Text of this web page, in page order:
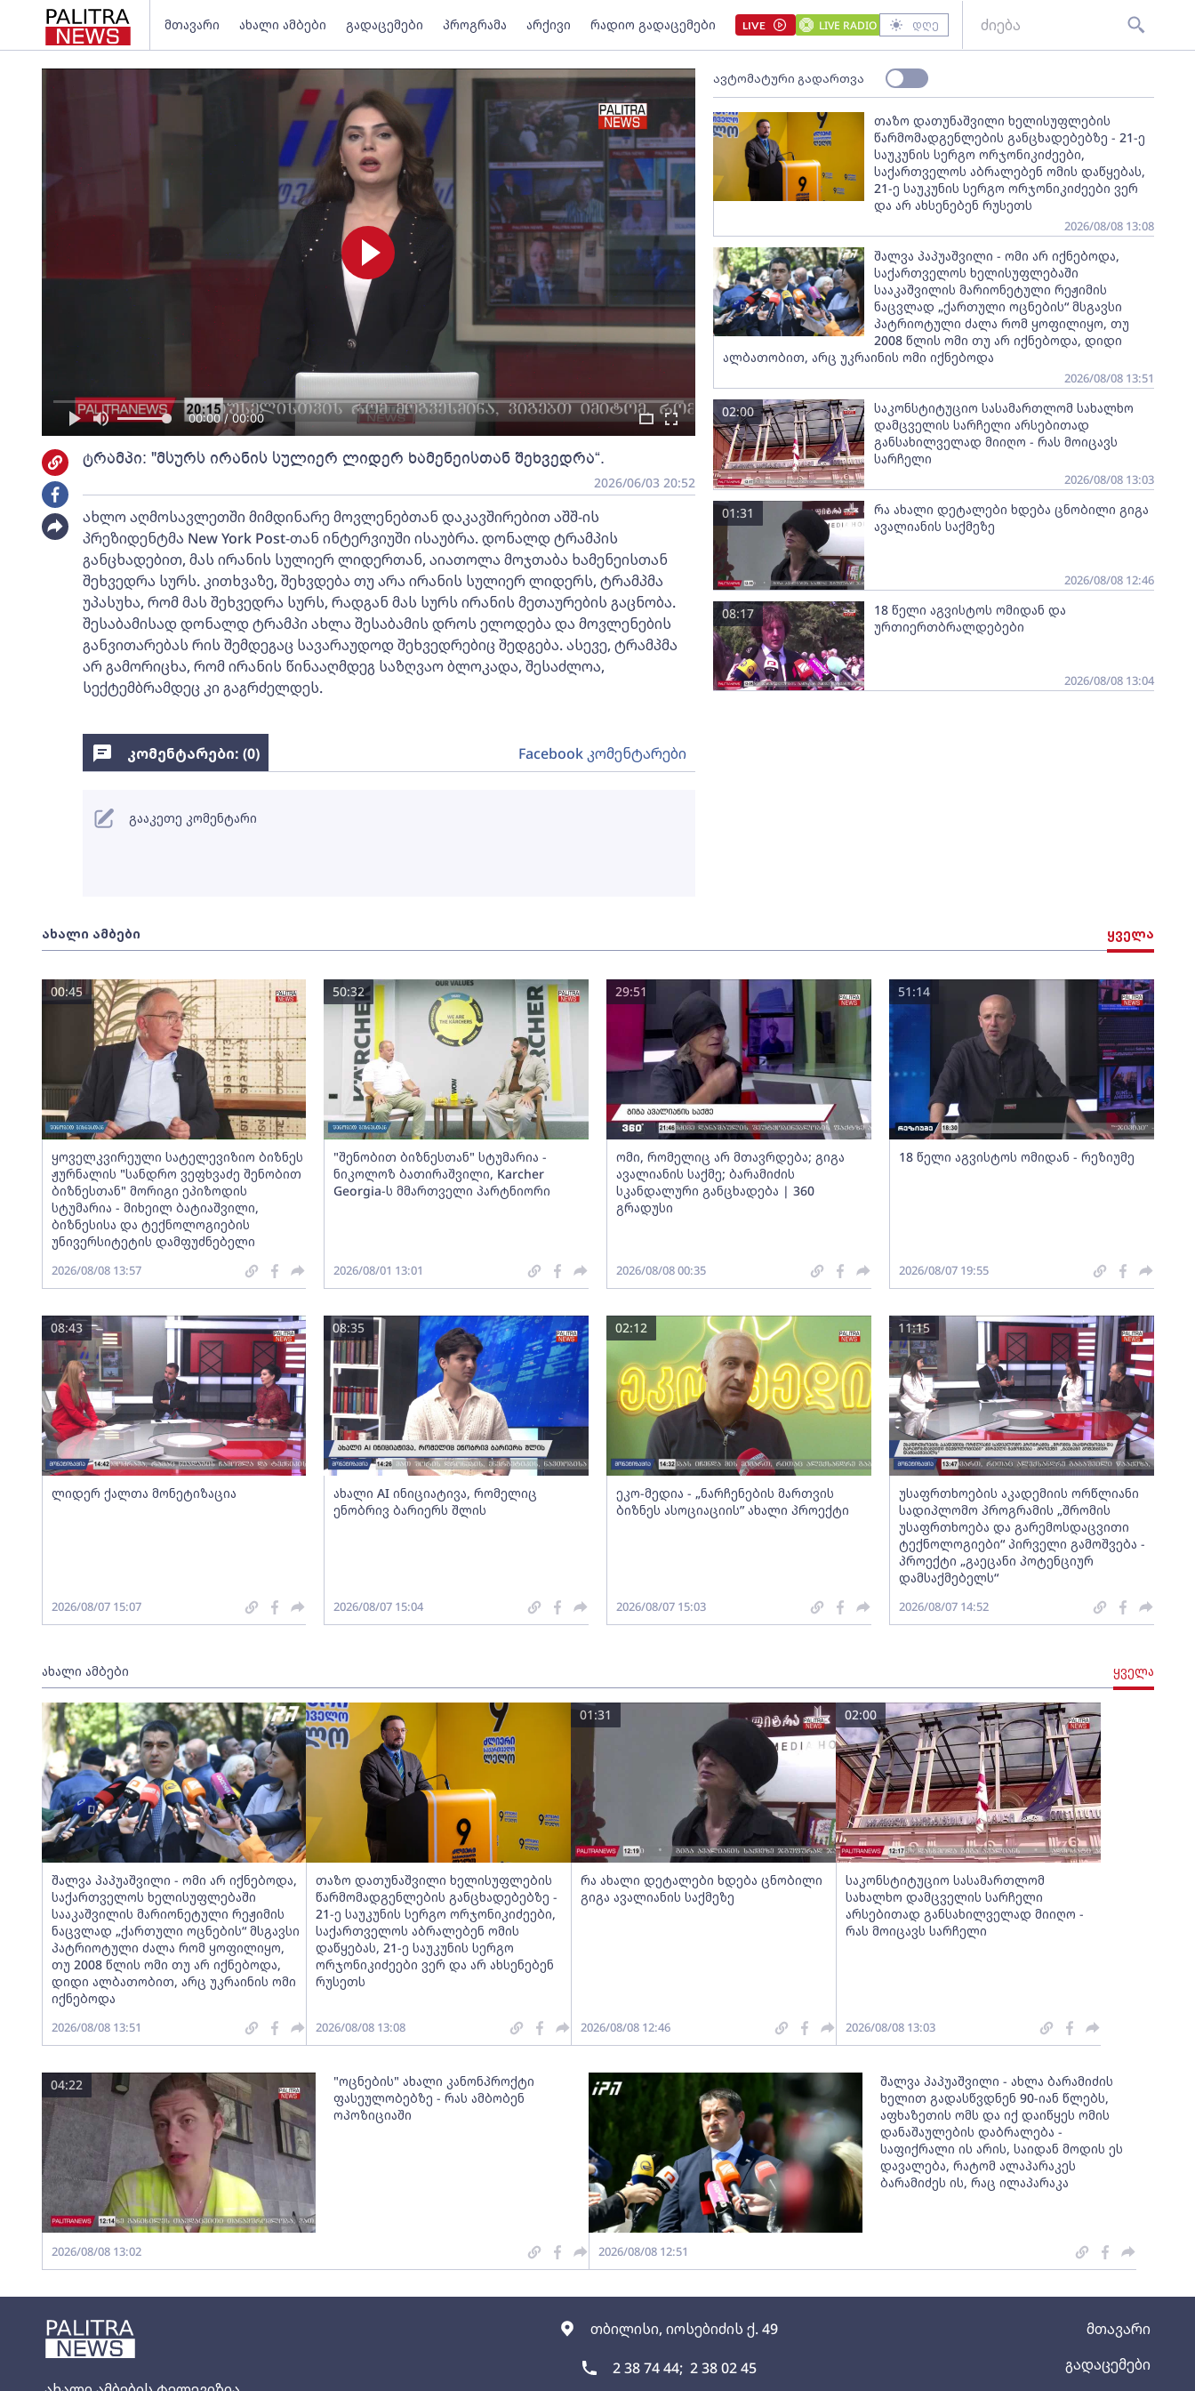
მთავარი ახალი ამბები გადაცემები პროგრამა არქივი რადიო გადაცემები LIVE LIVE RADIO დღე
თბილისი, იოსებიძის ქ. 49
2 38 74 44; 2 38 02 45
მთავარი
გადაცემები
00:00 / 00:00
ტრამპი: "მსურს ირანის სულიერ ლიდერ ხამენეისთან შეხვედრა“.
2026/06/03 20:52
ახლო აღმოსავლეთში მიმდინარე მოვლენებთან დაკავშირებით აშშ-ის
პრეზიდენტმა New York Post-თან ინტერვიუში ისაუბრა. დონალდ ტრამპის
განცხადებით, მას ირანის სულიერ ლიდერთან, აიათოლა მოჯთაბა ხამენეისთან
შეხვედრა სურს. კითხვაზე, შეხვდება თუ არა ირანის სულიერ ლიდერს, ტრამპმა
უპასუხა, რომ მას შეხვედრა სურს, რადგან მას სურს ირანის მეთაურების გაცნობა.
შესაბამისად დონალდ ტრამპი ახლა შესაბამის დროს ელოდება და მოვლენების
განვითარებას რის შემდეგაც სავარაუდოდ შეხვედრებიც შედგება. ასევე, ტრამპმა
არ გამორიცხა, რომ ირანის წინააღმდეგ საზღვაო ბლოკადა, შესაძლოა,
სექტემბრამდეც კი გაგრძელდეს.
ავტომატური გადართვა
თაზო დათუნაშვილი ხელისუფლების
წარმომადგენლების განცხადებებზე - 21-ე
საუკუნის სერგო ორჯონიკიძეები,
საქართველოს აბრალებენ ომის დაწყებას,
21-ე საუკუნის სერგო ორჯონიკიძეები ვერ
და არ ახსენებენ რუსეთს
2026/08/08 13:08
შალვა პაპუაშვილი - ომი არ იქნებოდა,
საქართველოს ხელისუფლებაში
სააკაშვილის მარიონეტული რეჟიმის
ნაცვლად „ქართული ოცნების“ მსგავსი
პატრიოტული ძალა რომ ყოფილიყო, თუ
2008 წლის ომი თუ არ იქნებოდა, დიდი
ალბათობით, არც უკრაინის ომი იქნებოდა
2026/08/08 13:51
საკონსტიტუციო სასამართლომ სახალხო
დამცველის სარჩელი არსებითად
განსახილველად მიიღო - რას მოიცავს
სარჩელი
02:00
2026/08/08 13:03
რა ახალი დეტალები ხდება ცნობილი გიგა
ავალიანის საქმეზე
01:31
2026/08/08 12:46
18 წელი აგვისტოს ომიდან და
ურთიერთბრალდებები
08:17
2026/08/08 13:04
ახალი ამბები ყველა
ყოველკვირეული სატელევიზიო ბიზნეს
ჟურნალის "სანდრო ვეფხვაძე შენობით
ბიზნესთან" მორიგი ეპიზოდის
სტუმარია - მიხეილ ბატიაშვილი,
ბიზნესისა და ტექნოლოგიების
უნივერსიტეტის დამფუძნებელი
00:45
2026/08/08 13:57
"შენობით ბიზნესთან" სტუმარია -
ნიკოლოზ ბათირაშვილი, Karcher
Georgia-ს მმართველი პარტნიორი
50:32
2026/08/01 13:01
ომი, რომელიც არ მთავრდება; გიგა
ავალიანის საქმე; ბარამიძის
სკანდალური განცხადება | 360
გრადუსი
29:51
2026/08/08 00:35
18 წელი აგვისტოს ომიდან - რეზიუმე
51:14
2026/08/07 19:55
ლიდერ ქალთა მონეტიზაცია
08:43
2026/08/07 15:07
ახალი AI ინიციატივა, რომელიც
ენობრივ ბარიერს შლის
08:35
2026/08/07 15:04
ეკო-მედია - „ნარჩენების მართვის
ბიზნეს ასოციაციის” ახალი პროექტი
02:12
2026/08/07 15:03
უსაფრთხოების აკადემიის ორწლიანი
სადიპლომო პროგრამის „შრომის
უსაფრთხოება და გარემოსდაცვითი
ტექნოლოგიები“ პირველი გამოშვება -
პროექტი „გაეცანი პოტენციურ
დამსაქმებელს“
11:15
2026/08/07 14:52
ახალი ამბები ყველა
შალვა პაპუაშვილი - ომი არ იქნებოდა,
საქართველოს ხელისუფლებაში
სააკაშვილის მარიონეტული რეჟიმის
ნაცვლად „ქართული ოცნების“ მსგავსი
პატრიოტული ძალა რომ ყოფილიყო,
თუ 2008 წლის ომი თუ არ იქნებოდა,
დიდი ალბათობით, არც უკრაინის ომი
იქნებოდა
2026/08/08 13:51
თაზო დათუნაშვილი ხელისუფლების
წარმომადგენლების განცხადებებზე -
21-ე საუკუნის სერგო ორჯონიკიძეები,
საქართველოს აბრალებენ ომის
დაწყებას, 21-ე საუკუნის სერგო
ორჯონიკიძეები ვერ და არ ახსენებენ
რუსეთს
2026/08/08 13:08
რა ახალი დეტალები ხდება ცნობილი
გიგა ავალიანის საქმეზე
01:31
2026/08/08 12:46
საკონსტიტუციო სასამართლომ
სახალხო დამცველის სარჩელი
არსებითად განსახილველად მიიღო -
რას მოიცავს სარჩელი
02:00
2026/08/08 13:03
"ოცნების" ახალი კანონპროქტი
ფასეულობებზე - რას ამბობენ
ოპოზიციაში
04:22
2026/08/08 13:02
შალვა პაპუაშვილი - ახლა ბარამიძის
ხელით გადასწვდნენ 90-იან წლებს,
აფხაზეთის ომს და იქ დაიწყეს ომის
დანაშაულების დაბრალება -
საფიქრალი ის არის, საიდან მოდის ეს
დავალება, რატომ ალაპარაკეს
ბარამიძეს ის, რაც ილაპარაკა
2026/08/08 12:51
კომენტარები: (0) Facebook კომენტარები
გააკეთე კომენტარი